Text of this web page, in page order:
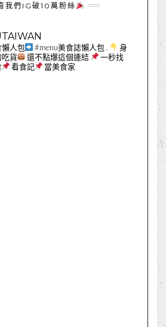
我們IG破10萬粉絲
人包 #menu美食誌懶人包 .
身
吃貨
還不點爆這個連結
一秒找
看食記 當美食家